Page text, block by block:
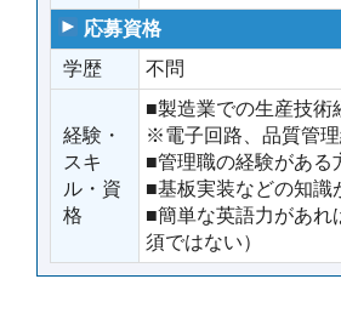
応募資格
学歴
不問
経験・
スキ
ル・資
格
■製造業での生産技術
※電子回路、品質管
■管理職の経験がある
■基板実装などの知識
■簡単な英語力があれ
須ではない）